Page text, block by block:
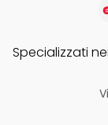
Specializzati